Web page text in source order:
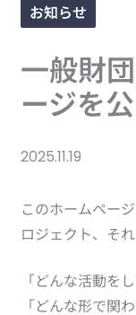
お知らせ
一般財
ージを
2025.11.19
このホームペー
ロジェクト、そ
「どんな活動を
「どんな形で関